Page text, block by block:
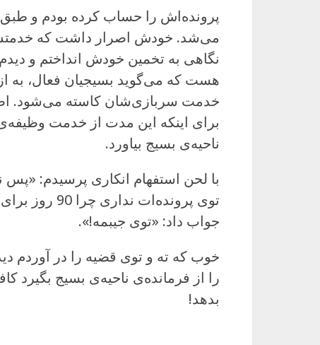
پرونده‌اش را حساب کرده بودم و
می‌شد. خودش اصرار داشت که
خدمت سربازی‌شان کاسته می‌شود.
برای اینکه این مدت از خدمت
ناحیه‌ی بسیج بیاورد.
با لحن استفهام انکاری پرسیدم:
توی
جواب داد: «توی جیبمه!».
خوب که ته و توی قضیه را در آوردم
را از فرمانده‌ی ناحیه‌ی بسیج
بدهد!